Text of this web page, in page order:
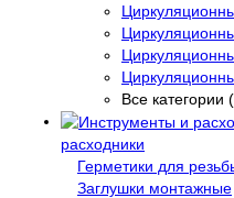
Все категории
расходники
Герметики для
Заглушки монтажные